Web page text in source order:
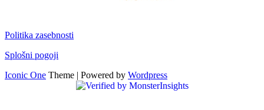
Politika zasebnosti
Splošni pogoji
Iconic One Theme | Powered by Wordpress